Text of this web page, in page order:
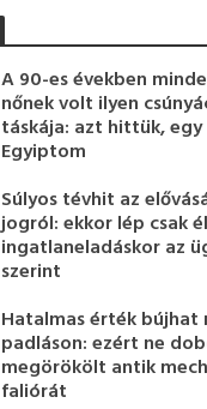
A 90-es években
nőnek volt ilyen
táskája: azt hittük,
Egyiptom
Súlyos tévhit az
jogról: ekkor lép csak
ingatlaneladáskor az
szerint
Hatalmas érték bújhat
padláson: ezért ne
megörökölt antik
faliórát